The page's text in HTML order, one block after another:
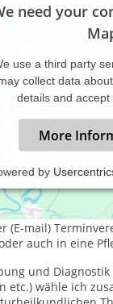
need your
use a third party
collect data
details and accept
More
by
mit festem
(E-mail)
auch in eine
und
etc.) wähle ich